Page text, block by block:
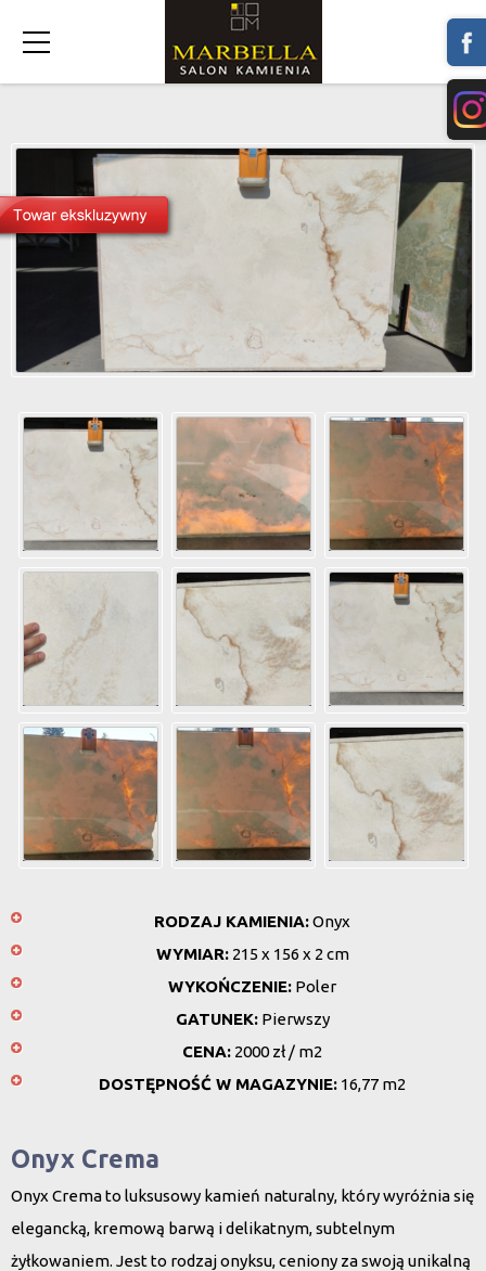
RODZAJ KAMIENIA:Onyx
WYMIAR:215 x 156 x 2 cm
WYKOŃCZENIE: Poler
GATUNEK:Pierwszy
CENA: 2000 zł / m2
DOSTĘPNOŚĆ W MAGAZYNIE: 16,77 m2
Onyx Crema
Onyx Cremato luksusowy kamień naturalny, który wyróżnia się
elegancką, kremową barwą i delikatnym, subtelnym
żyłkowaniem. Jest to rodzaj onyksu, ceniony za swoją unikalną